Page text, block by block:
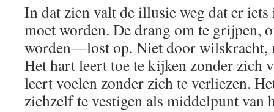
In dat zien valt de illusie weg dat er iets
moet worden. De drang om te grijpen,
worden—lost op. Niet door wilskracht,
Het hart leert toe te kijken zonder zich
leert voelen zonder zich te verliezen.
zichzelf te vestigen als middelpunt van